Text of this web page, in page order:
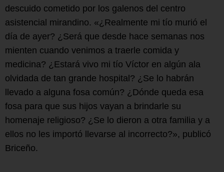
descuido cometido por los galenos del centro
asistencial mirandino. «¿Realmente mi tío murió el
día de ayer? ¿Será que desde hace semanas nos
mienten cuando venimos a traerle comida y
medicina? ¿Estará vivo mi tío Víctor en algún ala
olvidada de tan grande hospital? ¿Se lo habrán
llevado a alguna fosa común? ¿Dónde queda esa
fosa para que sus hijos vayan a brindarle su
homenaje religioso? ¿Se lo dieron a otra familia y a
ellos no les importó llevarse al incorrecto?», publicó
Briceño.